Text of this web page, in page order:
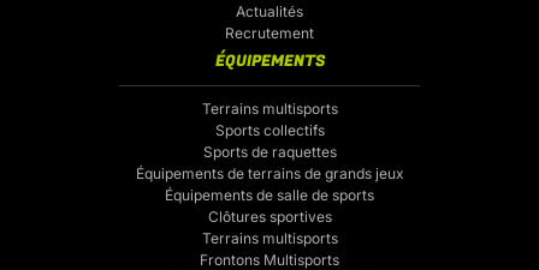
Actualités
Recrutement
ÉQUIPEMENTS
Terrains multisports
Sports collectifs
Sports de raquettes
Équipements de terrains de grands jeux
Équipements de salle de sports
Clôtures sportives
Terrains multisports
Frontons Multisports